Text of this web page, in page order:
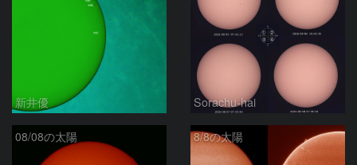
新井優 Sorachu-hai
08/08の太陽 8/8の太陽